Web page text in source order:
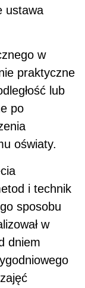
ustawa
w
praktyczne
lub
po
oświaty.
i technik
sposobu
w
dniem